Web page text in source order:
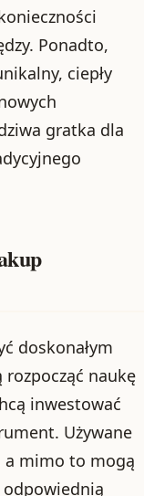
Ponadto,
ciepły
gratka dla
doskonałym
naukę
inwestować
Używane
a mimo to mogą